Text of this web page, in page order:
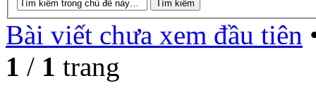
Bài viết chưa xem đầu tiên
1 / 1 trang